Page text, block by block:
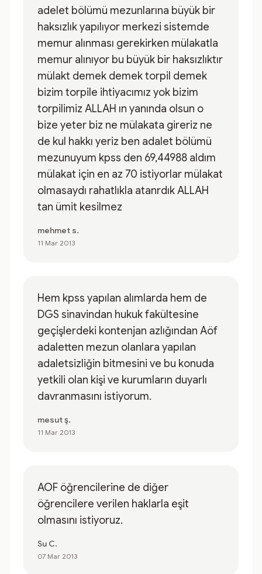
adelet bölümü mezunlarına büyük bir
haksızlık yapılıyor merkezi sistemde
memur alınması gerekirken mülakatla
memur alınıyor bu büyük bir haksızlıktır
mülakt demek demek torpil demek
bizim torpile ihtiyacımız yok bizim
torpilimiz ALLAH ın yanında olsun o
bize yeter biz ne mülakata gireriz ne
de kul hakkı yeriz ben adalet bölümü
mezunuyum kpss den 69,44988 aldım
mülakat için en az 70 istiyorlar mülakat
olmasaydı rahatlıkla atanrdık ALLAH
tan ümit kesilmez
mehmet s.
11 Mar 2013
Hem kpss yapılan alımlarda hem de
DGS sinavindan hukuk fakültesine
geçişlerdeki kontenjan azlığından Aöf
adaletten mezun olanlara yapılan
adaletsizliğin bitmesini ve bu konuda
yetkili olan kişi ve kurumların duyarlı
davranmasını istiyorum.
mesut ş.
11 Mar 2013
AOF öğrencilerine de diğer
öğrencilere verilen haklarla eşit
olmasını istiyoruz.
Su C.
07 Mar 2013